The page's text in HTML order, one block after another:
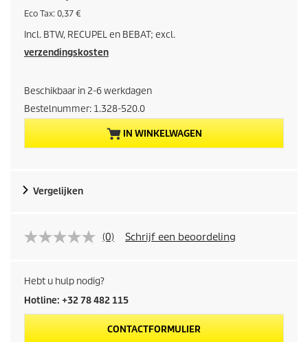
u
i
i
g
p
o
d
u
c
E
o
t
a
Eco Tax: 0,37 €
Incl. BTW, RECUPEL en BEBAT; excl.
verzendingskosten
Beschikbaar in 2-6 werkdagen
Bestelnummer: 1.328-520.0
IN WINKELWAGEN
Vergelijken
(0) Schrijf een beoordeling
Hebt u hulp nodig?
Hotline: +32 78 482 115
CONTACTFORMULIER